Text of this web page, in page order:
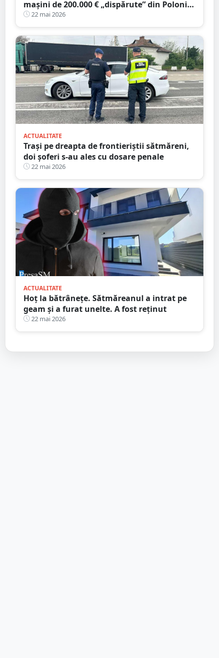
mașini de 200.000 € „dispărute” din Polonia,
găsite lângă Satu Mare
22 mai 2026
ACTUALITATE
Trași pe dreapta de frontieriștii sătmăreni,
doi șoferi s-au ales cu dosare penale
22 mai 2026
ACTUALITATE
Hoț la bătrânețe. Sătmăreanul a intrat pe
geam și a furat unelte. A fost reținut
22 mai 2026